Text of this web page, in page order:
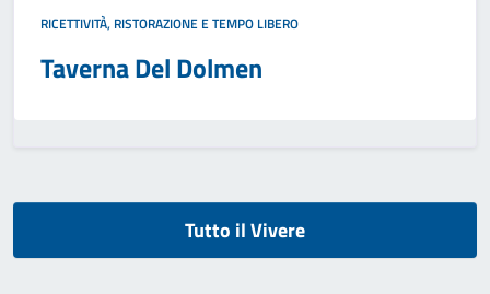
RICETTIVITÀ, RISTORAZIONE E TEMPO LIBERO
Taverna Del Dolmen
Tutto il Vivere